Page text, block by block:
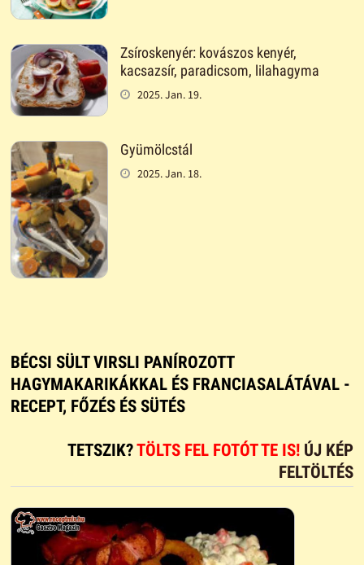
Zsíroskenyér: kovászos kenyér,
kacsazsír, paradicsom, lilahagyma
2025. Jan. 19.
Gyümölcstál
2025. Jan. 18.
BÉCSI SÜLT VIRSLI PANÍROZOTT
HAGYMAKARIKÁKKAL ÉS FRANCIASALÁTÁVAL -
RECEPT, FŐZÉS ÉS SÜTÉS
TETSZIK?TÖLTS FEL FOTÓT TE IS! ÚJ KÉP
FELTÖLTÉS